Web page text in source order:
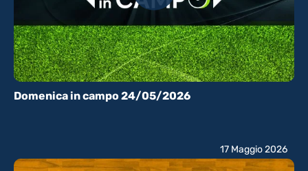
Domenica in campo 24/05/2026
17 Maggio 2026